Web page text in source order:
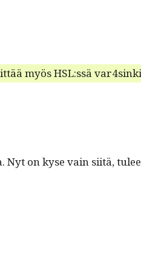
myös HSL:ssä
on kyse vain siitä,